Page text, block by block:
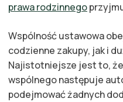
prawa rodzinnego
Wspólność ustawowa
codzienne zakupy, jak i
Najistotniejsze jest to,
wspólnego następuje
podejmować żadnych